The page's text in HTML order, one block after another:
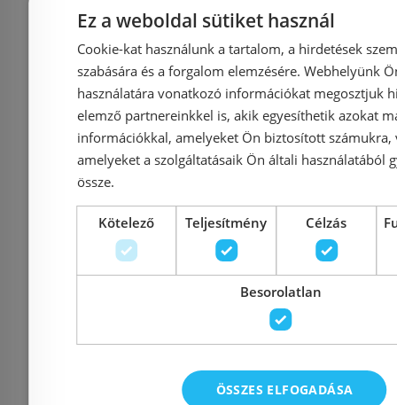
Bemutatóteremben
kiállítva
RADECO HEC 1.0
elektromos fűtőpatron,
fehér, 600 W
(HE1RDSCWX06X)
Azonosító: 163397
Cikkszám: HE1RDSCWX06X
30 824 Ft
Még 2 db
Cikkszám:
35 027 Ft
Ez a weboldal sütiket használ
Cookie-kat használunk a tartalom, a hirdetések
szabására és a forgalom elemzésére. Webhelyünk
használatára vonatkozó információkat megosztjuk
elemző partnereinkkel is, akik egyesíthetik azokat
információkkal, amelyeket Ön biztosított számukra,
amelyeket a szolgáltatásaik Ön általi használatából
össze.
Kötelező Teljesítmény Célzás
Besorolatlan
ÖSSZES ELFOGADÁSA